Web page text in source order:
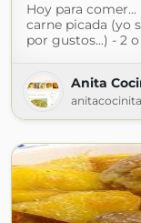
Hoy para
carne picada (yo
por gustos...) - 2
Anita